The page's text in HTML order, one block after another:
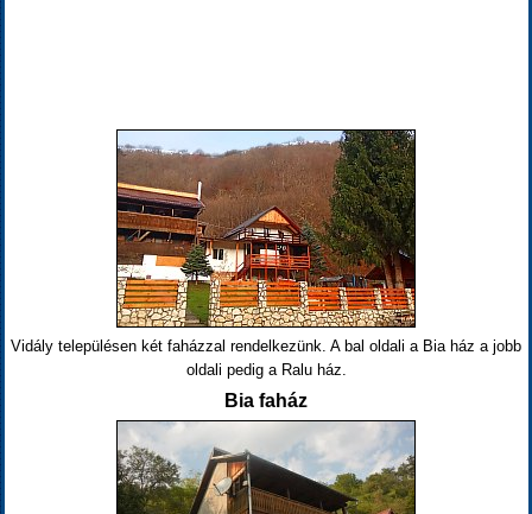
Vidály településen két faházzal rendelkezünk. A bal oldali a Bia ház a jobb
oldali pedig a Ralu ház.
Bia faház